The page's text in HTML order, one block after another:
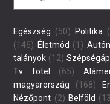
Egészség (50) Politika
(146) Életmód (1)
talányok (12)
Tv fotel
(65)
magyarország (168)
Nézőpont (2) Belföld